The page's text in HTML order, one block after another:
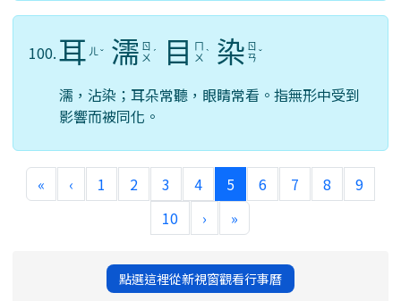
100.耳 ㄦ ˇ 濡 ㄖ
ㄨ ˊ 目
ㄇ
ㄨ ˋ 染 ㄖ
ㄢ ˇ
濡，沾染；耳朵常聽，眼睛常看。指無形中受到
影響而被同化。
« ‹ 1 2 3 4 5(current)
6 7 8
9
10
› »
點選這裡從新視窗觀看行事曆